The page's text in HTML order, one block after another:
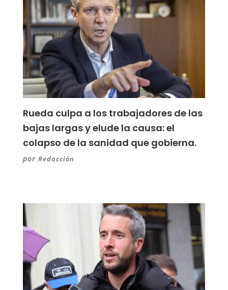
Rueda culpa a los trabajadores de las
bajas largas y elude la causa: el
colapso de la sanidad que gobierna.
por Redacción